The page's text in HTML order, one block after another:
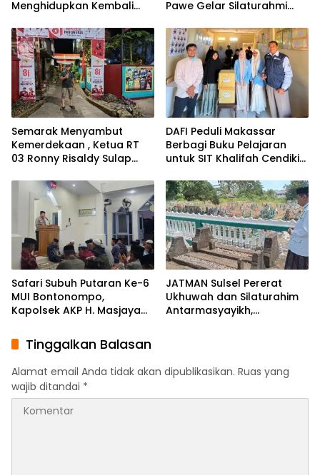
Menghidupkan Kembali
Tanah Makassar Melalui
Sastra
Pawe Gelar Silaturahmi
Parepare
Semarak Menyambut
Kemerdekaan , Ketua RT
03 Ronny Risaldy Sulap
DAFI Peduli Makassar
Berbagi Buku Pelajaran
untuk SIT Khalifah Cendikia
Maros
Safari Subuh Putaran Ke-6
MUI Bontonompo,
Kapolsek AKP H. Masjaya
Masyarakat Jaga
Kamtibmas
JATMAN Sulsel Pererat
Ukhuwah dan Silaturahim
Antarmasyayikh,
Tinggalkan Balasan
Alamat email Anda tidak akan dipublikasikan. Ruas yang
wajib ditandai *